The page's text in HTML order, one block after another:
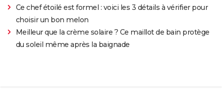
Ce chef étoilé est formel : voici les 3 détails à vérifier pour
choisir un bon melon
Meilleur que la crème solaire ? Ce maillot de bain protège
du soleil même après la baignade